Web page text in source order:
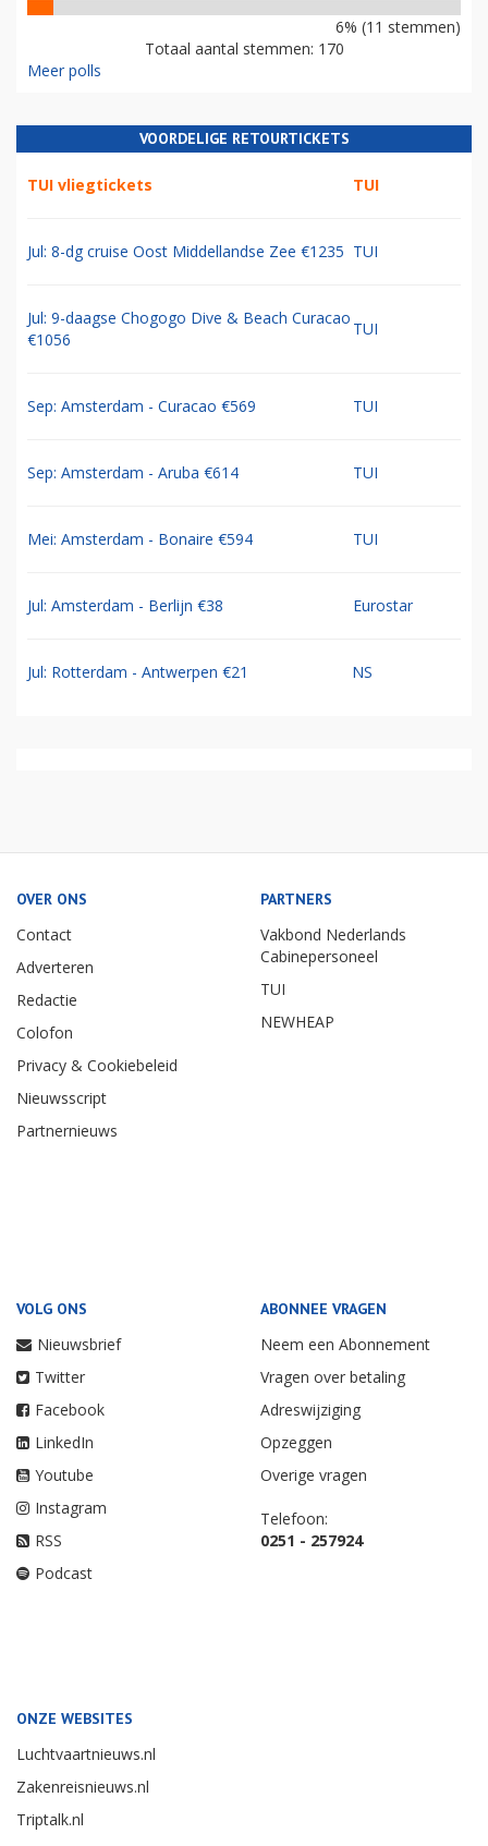
6% (11 stemmen)
Totaal aantal stemmen: 170
Meer polls
VOORDELIGE RETOURTICKETS
TUI vliegtickets TUI
Jul: 8-dg cruise Oost Middellandse Zee €1235 TUI
Jul: 9-daagse Chogogo Dive & Beach Curacao
€1056
TUI
Sep: Amsterdam - Curacao €569 TUI
Sep: Amsterdam - Aruba €614 TUI
Mei: Amsterdam - Bonaire €594 TUI
Jul: Amsterdam - Berlijn €38 Eurostar
Jul: Rotterdam - Antwerpen €21 NS
OVER ONS
Contact
Adverteren
Redactie
Colofon
Privacy & Cookiebeleid
Nieuwsscript
Partnernieuws
PARTNERS
Vakbond Nederlands
Cabinepersoneel
TUI
NEWHEAP
VOLG ONS
Nieuwsbrief
Twitter
Facebook
LinkedIn
Youtube
Instagram
RSS
Podcast
ABONNEE VRAGEN
Neem een Abonnement
Vragen over betaling
Adreswijziging
Opzeggen
Overige vragen
Telefoon:
0251 - 257924
ONZE WEBSITES
Luchtvaartnieuws.nl
Zakenreisnieuws.nl
Triptalk.nl